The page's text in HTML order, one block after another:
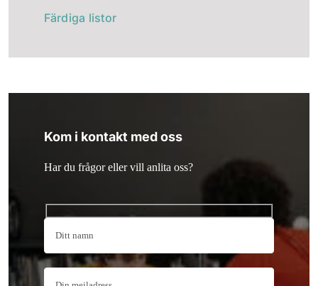
Färdiga listor
Kom i kontakt med oss
Har du frågor eller vill anlita oss?